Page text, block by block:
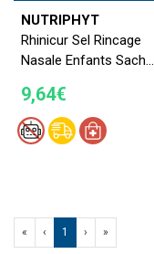
NUTRIPHYT
Rhinicur Sel Rincage
Nasale Enfants Sach...
9,64€
« ‹ 1 › »